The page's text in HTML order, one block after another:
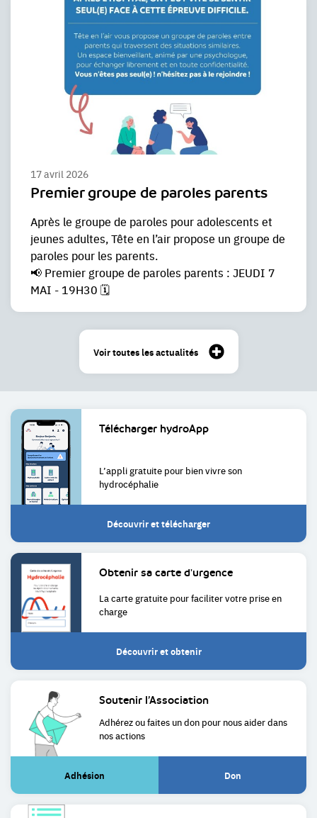
17 avril 2026
Premier groupe de paroles parents
Après le groupe de paroles pour adolescents et
jeunes adultes, Tête en l’air propose un groupe de
paroles pour les parents.
📢 Premier groupe de paroles parents : JEUDI 7
MAI - 19H30 🗓️
Voir toutes les actualités
Liens
utiles
Télécharger hydroApp
L’appli gratuite pour bienvivre son
hydrocéphalie
Découvrir et télécharger
Obtenir sa carte d'urgence
La carte gratuite pour facilitervotre prise en
charge
Découvrir et obtenir
Soutenir l’Association
Adhérez ou faites un don pour nous aider dans
nos actions
Adhésion
(Lien Don
(Lien